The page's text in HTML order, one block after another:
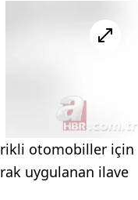
otomobiller için
uygulanan ilave